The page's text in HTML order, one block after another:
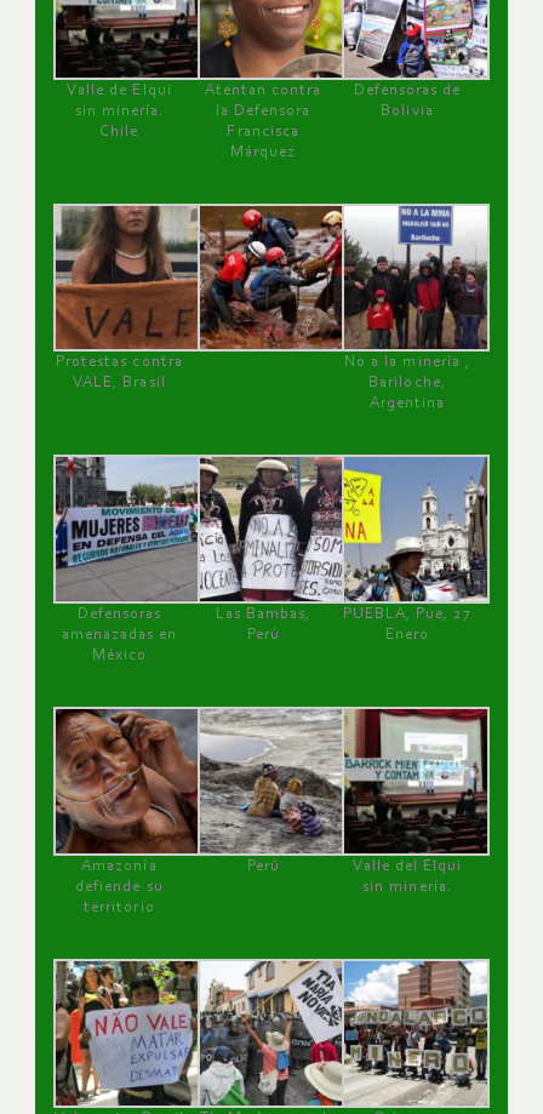
Valle de Elqui
sin minería.
Chile
Atentan contra
la Defensora
Francisca
Márquez
Defensoras de
Bolivia
Protestas contra
VALE, Brasil
No a la minería ,
Bariloche,
Argentina
Defensoras
amenazadas en
México
Las Bambas,
Perú
PUEBLA, Pue, 27
Enero
Amazonía
defiende su
territorio
Perú
Valle del Elqui
sin minería.